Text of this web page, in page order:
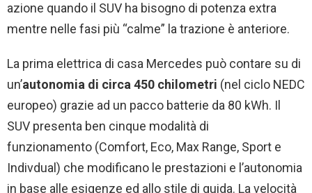
azione quando il SUV ha bisogno di potenza extra
mentre nelle fasi più “calme” la trazione è anteriore.
La prima elettrica di casa Mercedes può contare su di
un’autonomia di circa 450 chilometri (nel ciclo NEDC
europeo) grazie ad un pacco batterie da 80 kWh. Il
SUV presenta ben cinque modalità di
funzionamento (Comfort, Eco, Max Range, Sport e
Indivdual) che modificano le prestazioni e l’autonomia
in base alle esigenze ed allo stile di guida. La velocità